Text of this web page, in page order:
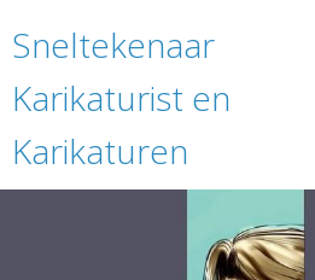
Sneltekenaar
Karikaturist en
Karikaturen